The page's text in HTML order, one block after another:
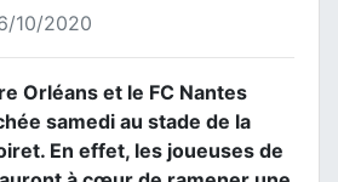
10/2020
Orléans et le FC Nantes
samedi au stade de la
En effet, les joueuses de